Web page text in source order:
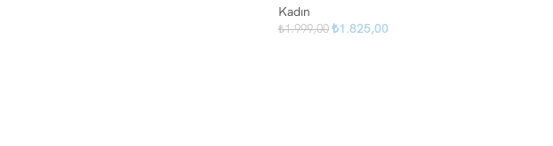
Kadın
₺1.999,00 ₺1.825,00